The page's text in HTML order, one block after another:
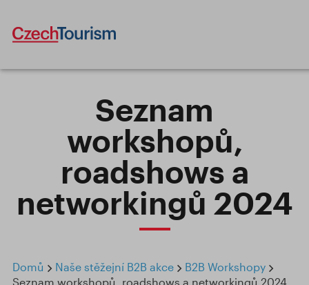
Seznam
workshopů,
roadshows a
networkingů 2024
Domů Naše stěžejní B2B akce
B2B Workshopy
Seznam workshopů, roadshows a networkingů 2024